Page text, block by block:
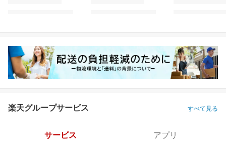
楽天グループサービス すべて見る
サービス アプリ